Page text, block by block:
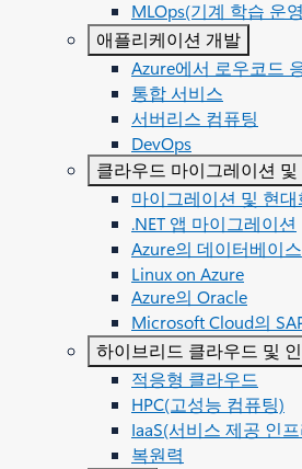
MLOps(기계 학습 운
애플리케이션 개발
Azure에서 로우코드
통합 서비스
서버리스 컴퓨팅
DevOps
클라우드 마이그레이션
마이그레이션 및 현대
.NET 앱 마이그레이션
Azure의 데이터베이스
Linux on Azure
Azure의 Oracle
Microsoft Cloud의
하이브리드 클라우드 및
적응형 클라우드
HPC(고성능 컴퓨팅)
IaaS(서비스 제공 인
복원력